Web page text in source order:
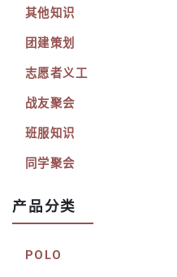
其他知识
团建策划
志愿者义工
战友聚会
班服知识
同学聚会
产品分类
POLO